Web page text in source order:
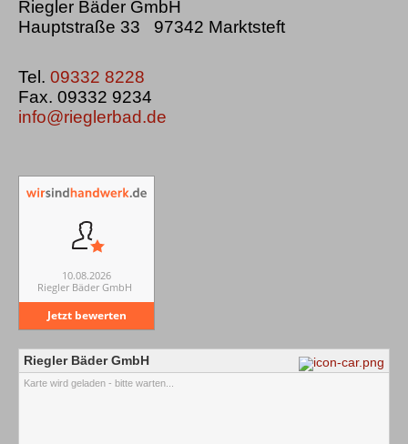
Riegler Bäder GmbH
Hauptstraße 33 97342 Marktsteft
Tel. 09332 8228
Fax. 09332 9234
info@rieglerbad.de
10.08.2026
Riegler Bäder GmbH
Jetzt bewerten
Riegler Bäder GmbH
Karte wird geladen - bitte warten...